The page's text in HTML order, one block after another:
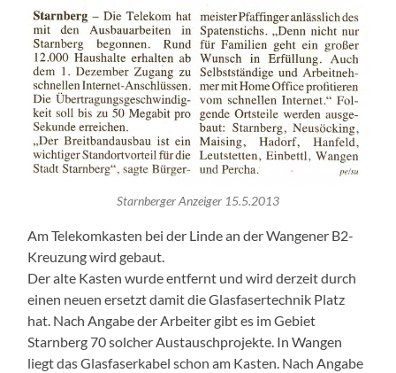
Starnberger Anzeiger 15.5.2013
Am Telekomkasten bei der Linde an der Wangener B2-
Kreuzung wird gebaut.
Der alte Kasten wurde entfernt und wird derzeit durch
einen neuen ersetzt damit die Glasfasertechnik Platz
hat. Nach Angabe der Arbeiter gibt es im Gebiet
Starnberg 70 solcher Austauschprojekte. In Wangen
liegt das Glasfaserkabel schon am Kasten. Nach Angabe